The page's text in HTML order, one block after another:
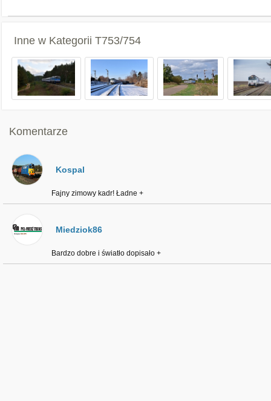
Inne w Kategorii T753/754
Komentarze
Kospal
Fajny zimowy kadr! Ładne +
Miedziok86
Bardzo dobre i światło dopisało +